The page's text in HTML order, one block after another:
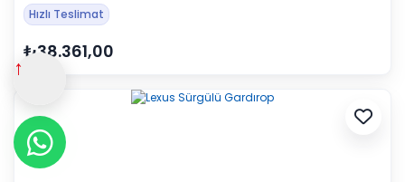
Hızlı Teslimat
₺38.361,00
↑